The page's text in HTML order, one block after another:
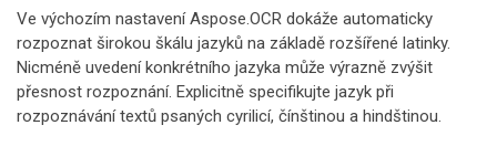
Ve výchozím nastavení Aspose.OCR dokáže automaticky
rozpoznat širokou škálu jazyků na základě rozšířené latinky.
Nicméně uvedení konkrétního jazyka může výrazně zvýšit
přesnost rozpoznání. Explicitně specifikujte jazyk při
rozpoznávání textů psaných cyrilicí, čínštinou a hindštinou.